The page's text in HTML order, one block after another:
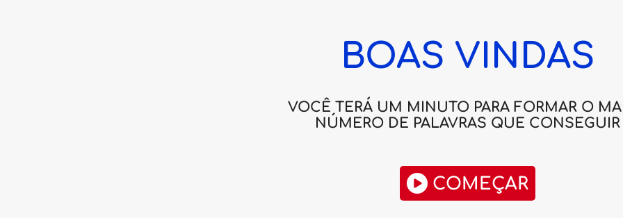
BOAS VINDAS
VOCÊ TERÁ UM MINUTO PARA FORMAR O
NÚMERO DE PALAVRAS QUE CONSEGUIR
COMEÇAR